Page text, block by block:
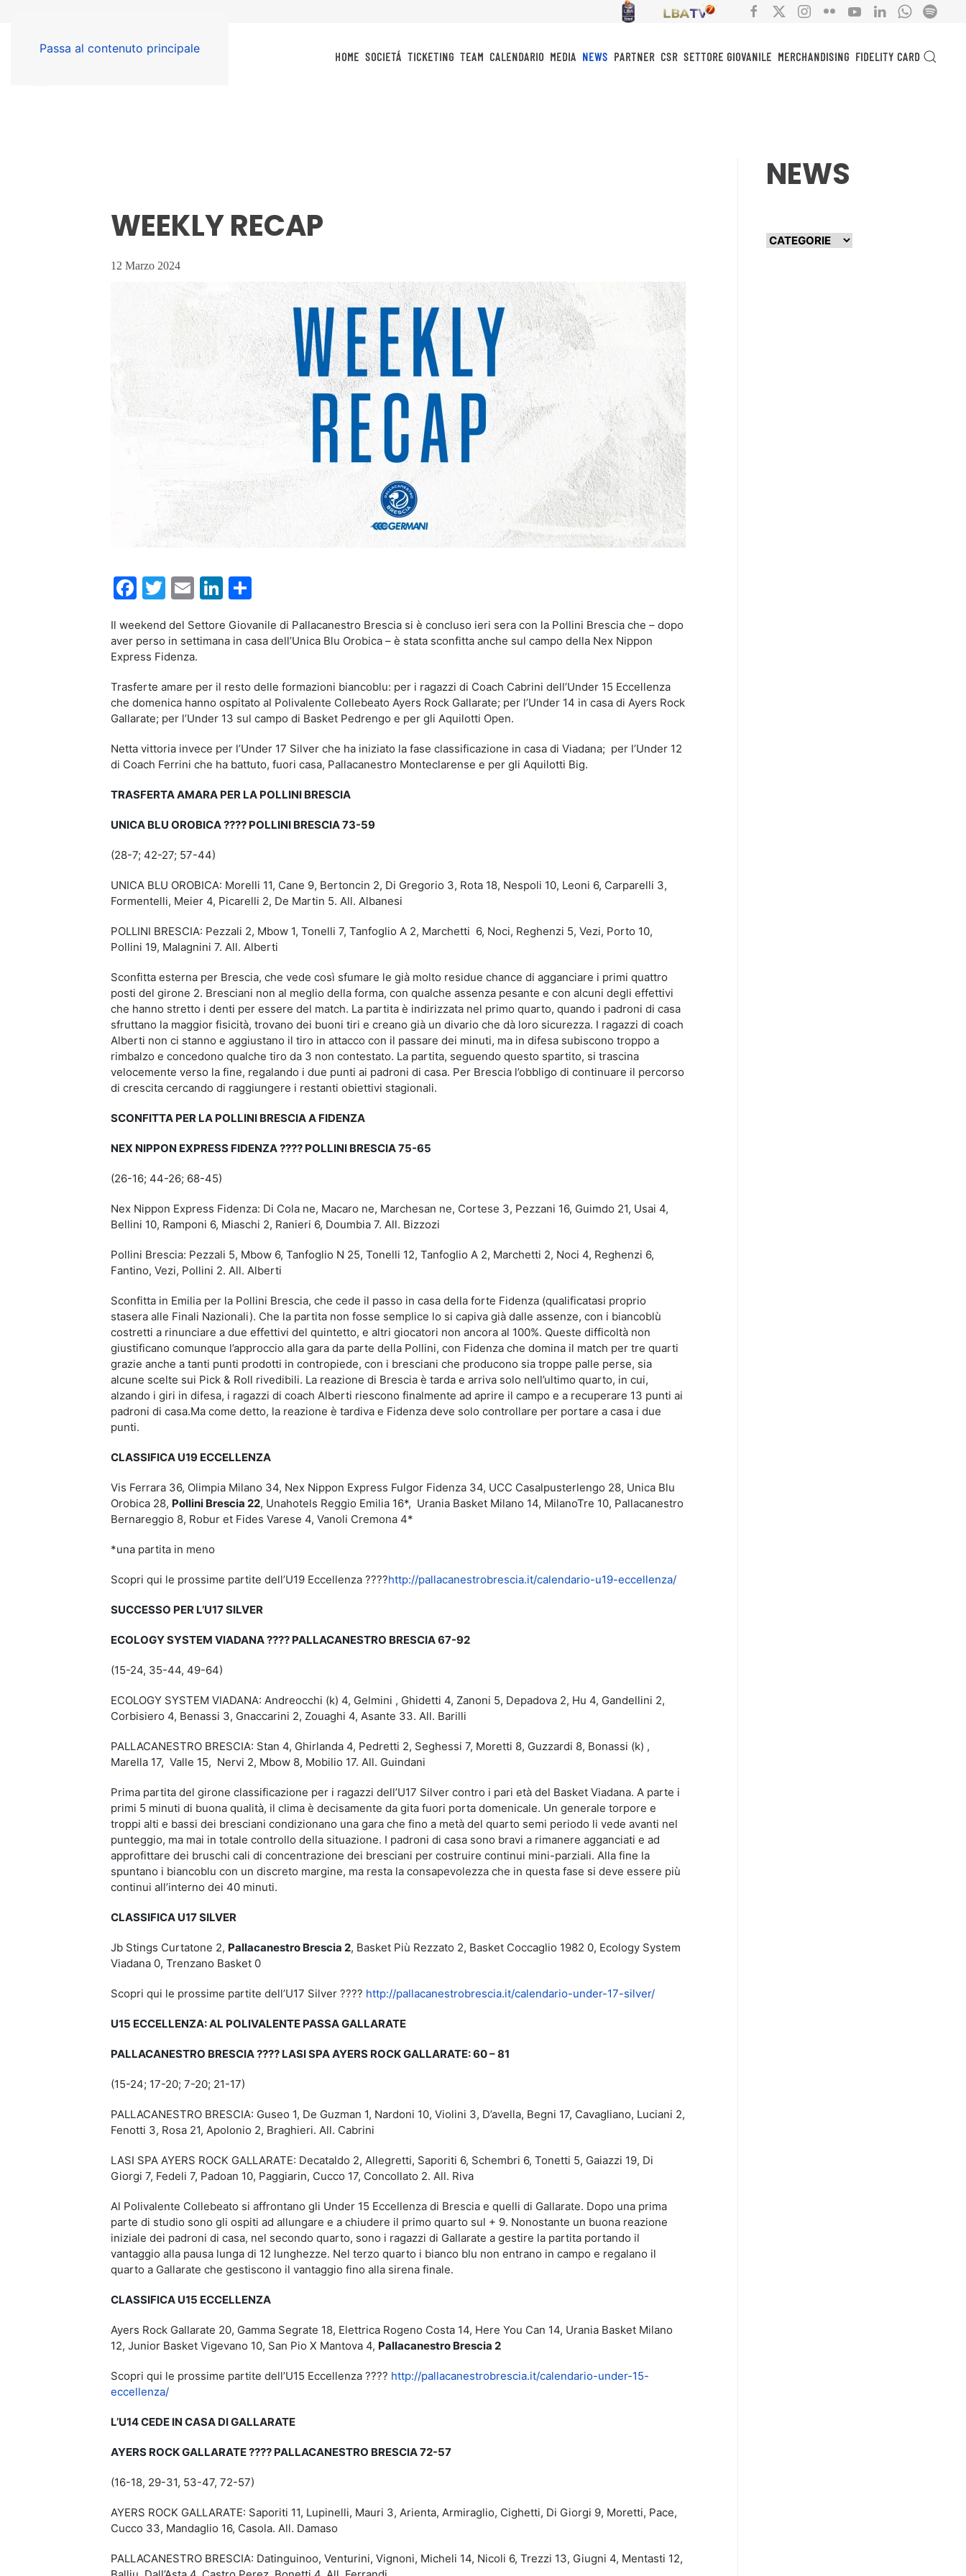
Passa al contenuto principale
HOME SOCIETÁ TICKETING TEAM CALENDARIO MEDIA NEWS PARTNER CSR SETTORE GIOVANILE MERCHANDISING FIDELITY CARD
WEEKLY RECAP
12 Marzo 2024
Facebook
Twitter
EmailLinkedIn
Il weekend del Settore Giovanile di Pallacanestro Brescia si è concluso ieri sera con la Pollini Brescia che – dopo
aver perso in settimana in casa dell’Unica Blu Orobica – è stata sconfitta anche sul campo della Nex Nippon
Express Fidenza.
Trasferte amare per il resto delle formazioni biancoblu: per i ragazzi di Coach Cabrini dell’Under 15 Eccellenza
che domenica hanno ospitato al Polivalente Collebeato Ayers Rock Gallarate; per l’Under 14 in casa di Ayers Rock
Gallarate; per l’Under 13 sul campo di Basket Pedrengo e per gli Aquilotti Open.
Netta vittoria invece per l’Under 17 Silver che ha iniziato la fase classificazione in casa di Viadana; per l’Under 12
di Coach Ferrini che ha battuto, fuori casa, Pallacanestro Monteclarense e per gli Aquilotti Big.
TRASFERTA AMARA PER LA POLLINI BRESCIA
UNICA BLU OROBICA???? POLLINI BRESCIA 73-59
(28-7; 42-27; 57-44)
UNICA BLU OROBICA: Morelli 11, Cane 9, Bertoncin 2, Di Gregorio 3, Rota 18, Nespoli 10, Leoni 6, Carparelli 3,
Formentelli, Meier 4, Picarelli 2, De Martin 5. All. Albanesi
POLLINI BRESCIA: Pezzali 2, Mbow 1, Tonelli 7, Tanfoglio A 2, Marchetti 6, Noci, Reghenzi 5, Vezi, Porto 10,
Pollini 19, Malagnini 7. All. Alberti
Sconfitta esterna per Brescia, che vede così sfumare le già molto residue chance di agganciare i primi quattro
posti del girone 2. Bresciani non al meglio della forma, con qualche assenza pesante e con alcuni degli effettivi
che hanno stretto i denti per essere del match. La partita è indirizzata nel primo quarto, quando i padroni di casa
sfruttano la maggior fisicità, trovano dei buoni tiri e creano già un divario che dà loro sicurezza. I ragazzi di coach
Alberti non ci stanno e aggiustano il tiro in attacco con il passare dei minuti, ma in difesa subiscono troppo a
rimbalzo e concedono qualche tiro da 3 non contestato. La partita, seguendo questo spartito, si trascina
velocemente verso la fine, regalando i due punti ai padroni di casa. Per Brescia l’obbligo di continuare il percorso
di crescita cercando di raggiungere i restanti obiettivi stagionali.
SCONFITTA PER LA POLLINI BRESCIA A FIDENZA
NEX NIPPON EXPRESS FIDENZA ???? POLLINI BRESCIA 75-65
(26-16; 44-26; 68-45)
Nex Nippon Express Fidenza: Di Cola ne, Macaro ne, Marchesan ne, Cortese 3, Pezzani 16, Guimdo 21, Usai 4,
Bellini 10, Ramponi 6, Miaschi 2, Ranieri 6, Doumbia 7. All. Bizzozi
Pollini Brescia: Pezzali 5, Mbow 6, Tanfoglio N 25, Tonelli 12, Tanfoglio A 2, Marchetti 2, Noci 4, Reghenzi 6,
Fantino, Vezi, Pollini 2. All. Alberti
Sconfitta in Emilia per la Pollini Brescia, che cede il passo in casa della forte Fidenza (qualificatasi proprio
stasera alle Finali Nazionali). Che la partita non fosse semplice lo si capiva già dalle assenze, con i biancoblù
costretti a rinunciare a due effettivi del quintetto, e altri giocatori non ancora al 100%. Queste difficoltà non
giustificano comunque l’approccio alla gara da parte della Pollini, con Fidenza che domina il match per tre quarti
grazie anche a tanti punti prodotti in contropiede, con i bresciani che producono sia troppe palle perse, sia
alcune scelte sui Pick & Roll rivedibili. La reazione di Brescia è tarda e arriva solo nell’ultimo quarto, in cui,
alzando i giri in difesa, i ragazzi di coach Alberti riescono finalmente ad aprire il campo e a recuperare 13 punti ai
padroni di casa.Ma come detto, la reazione è tardiva e Fidenza deve solo controllare per portare a casa i due
punti.
CLASSIFICA U19 ECCELLENZA
Vis Ferrara 36, Olimpia Milano 34, Nex Nippon Express Fulgor Fidenza 34, UCC Casalpusterlengo 28, Unica Blu
Orobica 28, Pollini Brescia 22, Unahotels Reggio Emilia 16*, Urania Basket Milano 14, MilanoTre 10, Pallacanestro
Bernareggio 8, Robur et Fides Varese 4, Vanoli Cremona 4*
*una partita in meno
Scopri qui le prossime partite dell’U19 Eccellenza ????http://pallacanestrobrescia.it/calendario-u19-eccellenza/
SUCCESSO PER L’U17 SILVER
ECOLOGY SYSTEM VIADANA???? PALLACANESTRO BRESCIA 67-92
(15-24, 35-44, 49-64)
ECOLOGY SYSTEM VIADANA: Andreocchi (k) 4, Gelmini , Ghidetti 4, Zanoni 5, Depadova 2, Hu 4, Gandellini 2,
Corbisiero 4, Benassi 3, Gnaccarini 2, Zouaghi 4, Asante 33. All. Barilli
PALLACANESTRO BRESCIA: Stan 4, Ghirlanda 4, Pedretti 2, Seghessi 7, Moretti 8, Guzzardi 8, Bonassi (k) ,
Marella 17, Valle 15, Nervi 2, Mbow 8, Mobilio 17. All. Guindani
Prima partita del girone classificazione per i ragazzi dell’U17 Silver contro i pari età del Basket Viadana. A parte i
primi 5 minuti di buona qualità, il clima è decisamente da gita fuori porta domenicale. Un generale torpore e
troppi alti e bassi dei bresciani condizionano una gara che fino a metà del quarto semi periodo li vede avanti nel
punteggio, ma mai in totale controllo della situazione. I padroni di casa sono bravi a rimanere agganciati e ad
approfittare dei bruschi cali di concentrazione dei bresciani per costruire continui mini-parziali. Alla fine la
spuntano i biancoblu con un discreto margine, ma resta la consapevolezza che in questa fase si deve essere più
continui all’interno dei 40 minuti.
CLASSIFICA U17 SILVER
Jb Stings Curtatone 2, Pallacanestro Brescia 2, Basket Più Rezzato 2, Basket Coccaglio 1982 0, Ecology System
Viadana 0, Trenzano Basket 0
Scopri qui le prossime partite dell’U17 Silver ???? http://pallacanestrobrescia.it/calendario-under-17-silver/
U15 ECCELLENZA: AL POLIVALENTE PASSA GALLARATE
PALLACANESTRO BRESCIA ???? LASI SPA AYERS ROCK GALLARATE: 60 – 81
(15-24; 17-20; 7-20; 21-17)
PALLACANESTRO BRESCIA: Guseo 1, De Guzman 1, Nardoni 10, Violini 3, D’avella, Begni 17, Cavagliano, Luciani 2,
Fenotti 3, Rosa 21, Apolonio 2, Braghieri. All. Cabrini
LASI SPA AYERS ROCK GALLARATE: Decataldo 2, Allegretti, Saporiti 6, Schembri 6, Tonetti 5, Gaiazzi 19, Di
Giorgi 7, Fedeli 7, Padoan 10, Paggiarin, Cucco 17, Concollato 2. All. Riva
Al Polivalente Collebeato si affrontano gli Under 15 Eccellenza di Brescia e quelli di Gallarate. Dopo una prima
parte di studio sono gli ospiti ad allungare e a chiudere il primo quarto sul + 9. Nonostante un buona reazione
iniziale dei padroni di casa, nel secondo quarto, sono i ragazzi di Gallarate a gestire la partita portando il
vantaggio alla pausa lunga di 12 lunghezze. Nel terzo quarto i bianco blu non entrano in campo e regalano il
quarto a Gallarate che gestiscono il vantaggio fino alla sirena finale.
CLASSIFICA U15 ECCELLENZA
Ayers Rock Gallarate 20, Gamma Segrate 18, Elettrica Rogeno Costa 14, Here You Can 14, Urania Basket Milano
12, Junior Basket Vigevano 10, San Pio X Mantova 4, Pallacanestro Brescia 2
Scopri qui le prossime partite dell’U15 Eccellenza ???? http://pallacanestrobrescia.it/calendario-under-15-
eccellenza/
L’U14 CEDE IN CASA DI GALLARATE
AYERS ROCK GALLARATE???? PALLACANESTRO BRESCIA 72-57
(16-18, 29-31, 53-47, 72-57)
AYERS ROCK GALLARATE: Saporiti 11, Lupinelli, Mauri 3, Arienta, Armiraglio, Cighetti, Di Giorgi 9, Moretti, Pace,
Cucco 33, Mandaglio 16, Casola. All. Damaso
PALLACANESTRO BRESCIA: Datinguinoo, Venturini, Vignoni, Micheli 14, Nicoli 6, Trezzi 13, Giugni 4, Mentasti 12,
NEWS